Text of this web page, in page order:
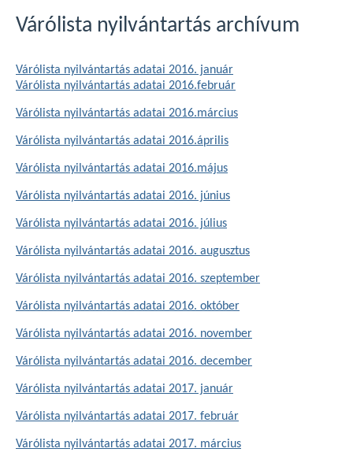
Várólista nyilvántartás archívum
Várólista nyilvántartás adatai 2016. január
Várólista nyilvántartás adatai 2016.február
Várólista nyilvántartás adatai 2016.március
Várólista nyilvántartás adatai 2016.április
Várólista nyilvántartás adatai 2016.május
Várólista nyilvántartás adatai 2016. június
Várólista nyilvántartás adatai 2016. július
Várólista nyilvántartás adatai 2016. augusztus
Várólista nyilvántartás adatai 2016. szeptember
Várólista nyilvántartás adatai 2016. október
Várólista nyilvántartás adatai 2016. november
Várólista nyilvántartás adatai 2016. december
Várólista nyilvántartás adatai 2017. január
Várólista nyilvántartás adatai 2017. február
Várólista nyilvántartás adatai 2017. március